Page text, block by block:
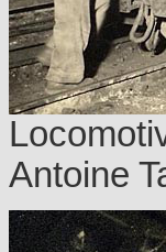
Antoine